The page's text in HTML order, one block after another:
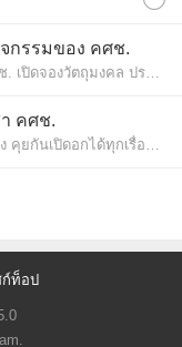
กรรมของ คศช.
ประกาศข่าวสารกิจกรรมต่างๆของ คศช. เปิดจองวัตถุมงคล ประมูลวัตถุมงคลของกองทุนติคญาโณ
คศช.
เรื่องราวต่างๆ กำลังใจดีๆ แซวเล่นพี่น้อง คุยกันเปิดอกได้ทุกเรื่องเลยจ้า
ก์ท็อป
.